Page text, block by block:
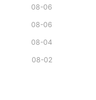
08-06
08-06
08-04
08-02